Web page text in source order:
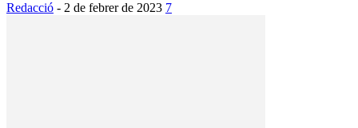
Redacció - 2 de febrer de 2023 7